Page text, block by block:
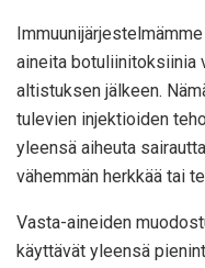
aineita botuliinitoksiinia
altistuksen jälkeen.
tulevien injektioiden
yleensä aiheuta
vähemmän herkkää tai
Vasta-aineiden
käyttävät yleensä